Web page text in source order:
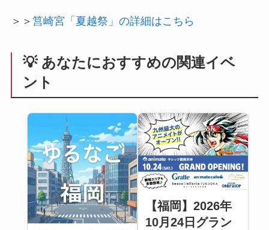
＞＞ 筥崎宮「夏越祭」の詳細はこちら
💡 あなたにおすすめの関連イベ
ント
【福岡】2026年
10月24日グラン